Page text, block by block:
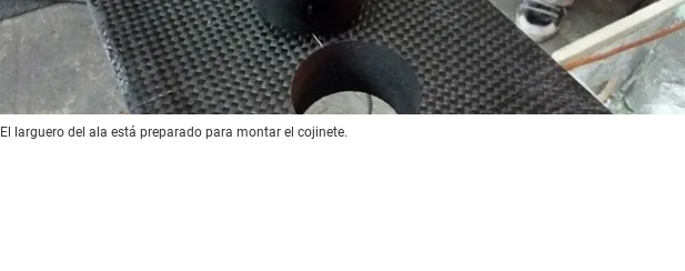
El larguero del ala está preparado para montar el cojinete.